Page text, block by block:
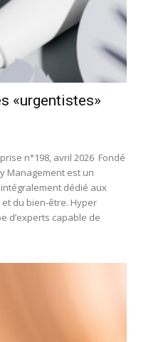
«urgentistes»
n°198, avril 2026 Fondé
Management est un
dédié aux
du bien-être. Hyper
d’experts capable de